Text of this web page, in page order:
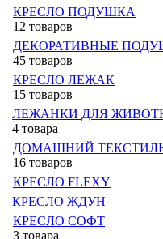
КРЕСЛО ПОДУШКА
12 товаров
ДЕКОРАТИВНЫЕ
45 товаров
КРЕСЛО ЛЕЖАК
15 товаров
ЛЕЖАНКИ ДЛЯ
4 товара
ДОМАШНИЙ
16 товаров
КРЕСЛО FLEXY
КРЕСЛО ЖДУН
КРЕСЛО СОФТ
3 товара